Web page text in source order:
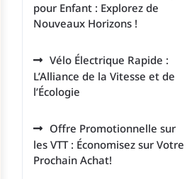
pour Enfant : Explorez de
Nouveaux Horizons !
Vélo Électrique Rapide :
L’Alliance de la Vitesse et de
l’Écologie
Offre Promotionnelle sur
les VTT : Économisez sur Votre
Prochain Achat!